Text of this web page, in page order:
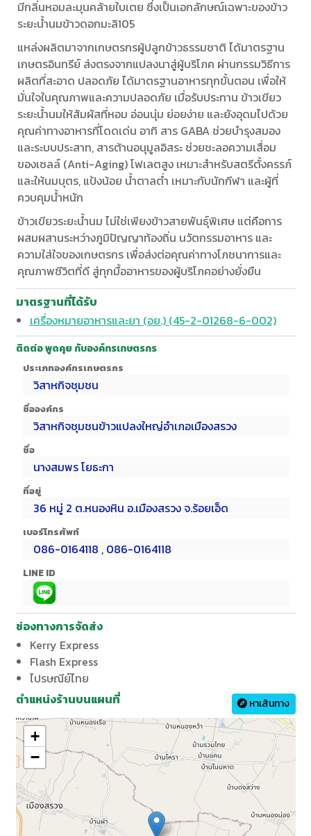
มีกลิ่นหอมละมุนคล้ายใบเตย ซึ่งเป็นเอกลักษณ์เฉพาะของข้าว
ระยะน้ำนมข้าวดอกมะลิ105
แหล่งผลิตมาจากเกษตรกรผู้ปลูกข้าวธรรมชาติ ได้มาตรฐาน
เกษตรอินทรีย์ ส่งตรงจากแปลงนาสู่ผู้บริโภค ผ่านกรรมวิธีการ
ผลิตที่สะอาด ปลอดภัย ได้มาตรฐานอาหารทุกขั้นตอน เพื่อให้
มั่นใจในคุณภาพและความปลอดภัย เมื่อรับประทาน ข้าวเขียว
ระยะน้ำนมให้สัมผัสที่หอม อ่อนนุ่ม ย่อยง่าย และยังอุดมไปด้วย
คุณค่าทางอาหารที่โดดเด่น อาทิ สาร GABA ช่วยบำรุงสมอง
และระบบประสาท, สารต้านอนุมูลอิสระ ช่วยชะลอความเสื่อม
ของเซลล์ (Anti-Aging) โฟเลตสูง เหมาะสำหรับสตรีตั้งครรภ์
และให้นมบุตร, แป้งน้อย น้ำตาลต่ำ เหมาะกับนักกีฬา และผู้ที่
ควบคุมน้ำหนัก
ข้าวเขียวระยะน้ำนม ไม่ใช่เพียงข้าวสายพันธุ์พิเศษ แต่คือการ
ผสมผสานระหว่างภูมิปัญญาท้องถิ่น นวัตกรรมอาหาร และ
ความใส่ใจของเกษตรกร เพื่อส่งต่อคุณค่าทางโภชนาการและ
คุณภาพชีวิตที่ดี สู่ทุกมื้ออาหารของผู้บริโภคอย่างยั่งยืน
มาตรฐานที่ได้รับ
เครื่องหมายอาหารและยา (อย.) (45-2-01268-6-002)
ติดต่อ พูดคุย กับองค์กรเกษตรกร
ประเภทองค์กรเกษตรกร
วิสาหกิจชุมชน
ชื่อองค์กร
วิสาหกิจชุมชนข้าวแปลงใหญ่อำเภอเมืองสรวง
ชื่อ
นางสมพร โยธะกา
ที่อยู่
36 หมู่ 2 ต.หนองหิน อ.เมืองสรวง จ.ร้อยเอ็ด
เบอร์โทรศัพท์
086-0164118 , 086-0164118
LINE ID
ช่องทางการจัดส่ง
Kerry Express
Flash Express
ไปรษณีย์ไทย
ตำแหน่งร้านบนแผนที่ หาเส้นทาง
+
−